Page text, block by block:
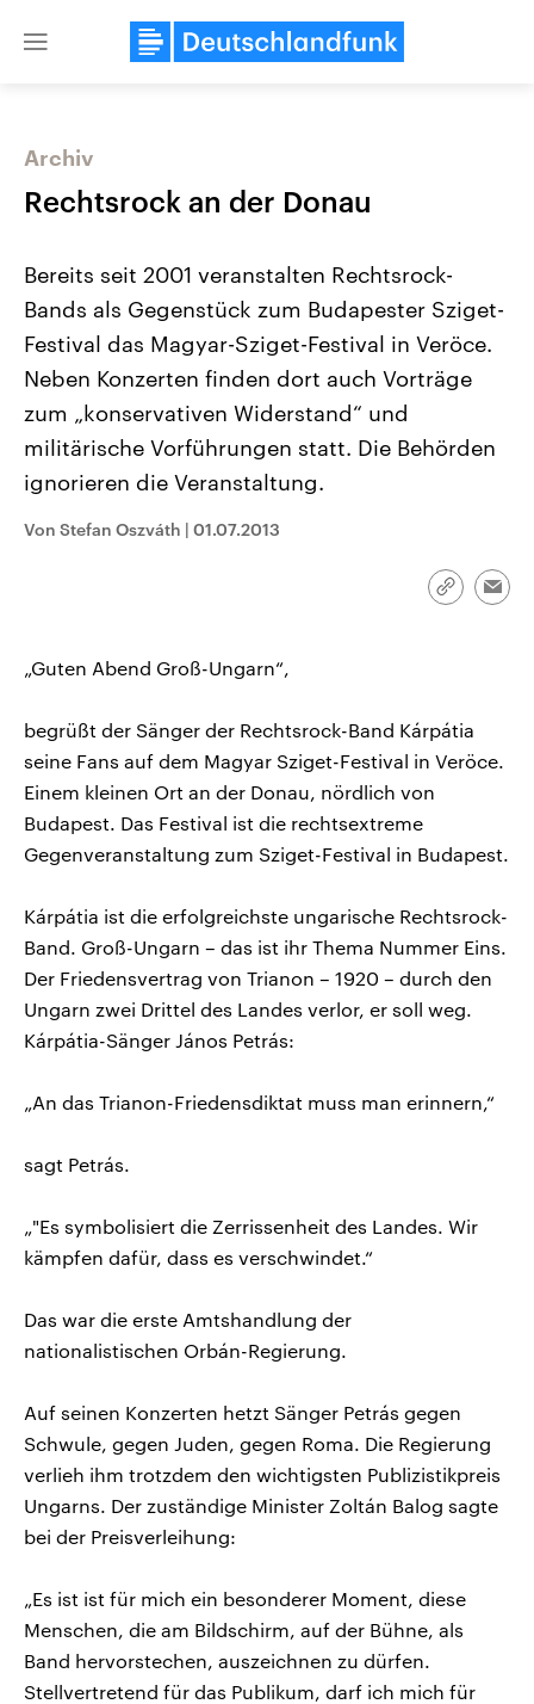
Close
Landtagswahl Sachsen-Anhalt
2026
Alle Informationen
Sachsen-Anhalt wählt am 6.
September 2026 einen neuen
Bundesland von einer Koalition aus
USA
Aktuelle Beiträge,
Hintergründe
gehören die Vereinigten
Audio-Archiv
Archiv
Rechtsrock an der Donau
Bereits seit 2001 veranstalten Rechtsrock-
Bands als Gegenstück zum Budapester Sziget-
Festival das Magyar-Sziget-Festival in Veröce.
Neben Konzerten finden dort auch Vorträge
zum „konservativen Widerstand“ und
militärische Vorführungen statt. Die Behörden
ignorieren die Veranstaltung.
Von Stefan Oszváth | 01.07.2013
Link
„Guten Abend Groß-Ungarn“,
begrüßt der Sänger der Rechtsrock-Band Kárpátia
seine Fans auf dem Magyar Sziget-Festival in Veröce.
Einem kleinen Ort an der Donau, nördlich von
Budapest. Das Festival ist die rechtsextreme
Gegenveranstaltung zum Sziget-Festival in Budapest.
Kárpátia ist die erfolgreichste ungarische Rechtsrock-
Band. Groß-Ungarn – das ist ihr Thema Nummer Eins.
Der Friedensvertrag von Trianon – 1920 – durch den
Ungarn zwei Drittel des Landes verlor, er soll weg.
Kárpátia-Sänger János Petrás:
„An das Trianon-Friedensdiktat muss man erinnern,“
sagt Petrás.
„"Es symbolisiert die Zerrissenheit des Landes. Wir
kämpfen dafür, dass es verschwindet.“
Das war die erste Amtshandlung der
nationalistischen Orbán-Regierung.
Auf seinen Konzerten hetzt Sänger Petrás gegen
Schwule, gegen Juden, gegen Roma. Die Regierung
verlieh ihm trotzdem den wichtigsten Publizistikpreis
Ungarns. Der zuständige Minister Zoltán Balog sagte
bei der Preisverleihung:
„Es ist ist für mich ein besonderer Moment, diese
Menschen, die am Bildschirm, auf der Bühne, als
Band hervorstechen, auszeichnen zu dürfen.
Stellvertretend für das Publikum, darf ich mich für